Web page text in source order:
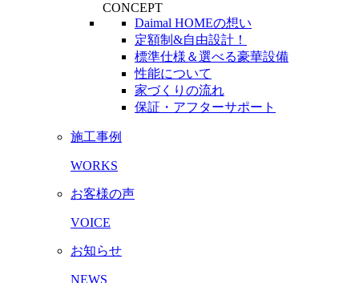
CONCEPT
Daimal HOMEの想い
定額制&自由設計！
標準仕様＆選べる豪華設備
性能について
家づくりの流れ
保証・アフターサポート
施工事例
WORKS
お客様の声
VOICE
お知らせ
NEWS